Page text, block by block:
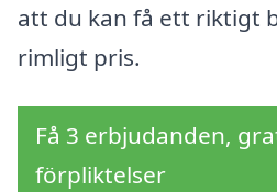
att du kan få ett riktigt
rimligt pris.
Få 3 erbjudanden,
förpliktelser